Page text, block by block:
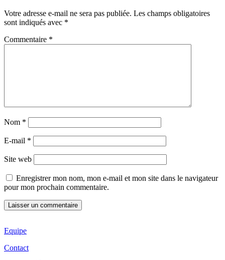
Votre adresse e-mail ne sera pas publiée. Les champs obligatoires
sont indiqués avec *
Commentaire *
Nom *
E-mail *
Site web
Enregistrer mon nom, mon e-mail et mon site dans le navigateur
pour mon prochain commentaire.
Equipe
Contact